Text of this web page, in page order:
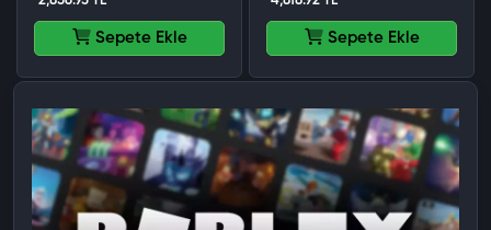
Sepete Ekle Sepete Ekle